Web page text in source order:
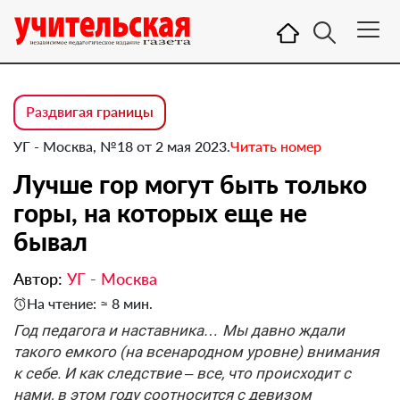
Раздвигая границы
УГ - Москва, №18 от 2 мая 2023.Читать номер
Лучше гор могут быть только
горы, на которых еще не
бывал
Автор: УГ - Москва
На чтение: ≈ 8 мин.
Год педагога и наставника… Мы давно ждали
такого емкого (на всенародном уровне) внимания
к себе. И как следствие – все, что происходит с
нами, в этом году соотносится с девизом